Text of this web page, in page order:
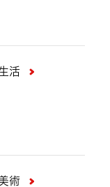
活
術